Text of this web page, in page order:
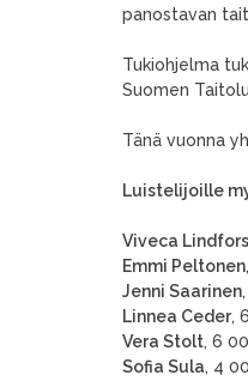
panostavan
Tukiohjelma
Suomen
Tänä vuonna
Luistelijoille
Viveca Lindfors
Emmi Peltonen
Jenni Saarinen
Linnea Ceder,
Vera Stolt, 6
Sofia Sula, 4